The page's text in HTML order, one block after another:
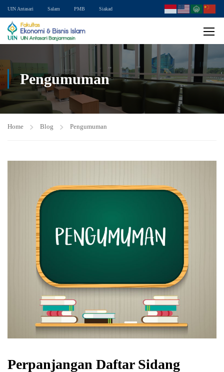
UIN Antasari Salam PMB Siakad
Pengumuman
Home Blog Pengumuman
Perpanjangan Daftar Sidang